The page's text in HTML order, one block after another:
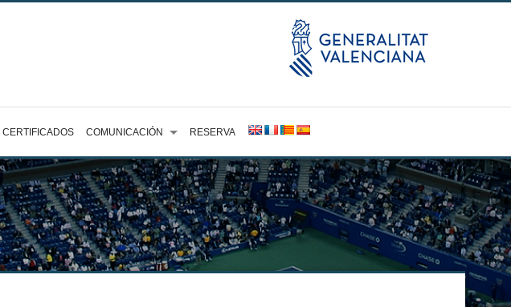
CERTIFICADOS COMUNICACIÓN RESERVA